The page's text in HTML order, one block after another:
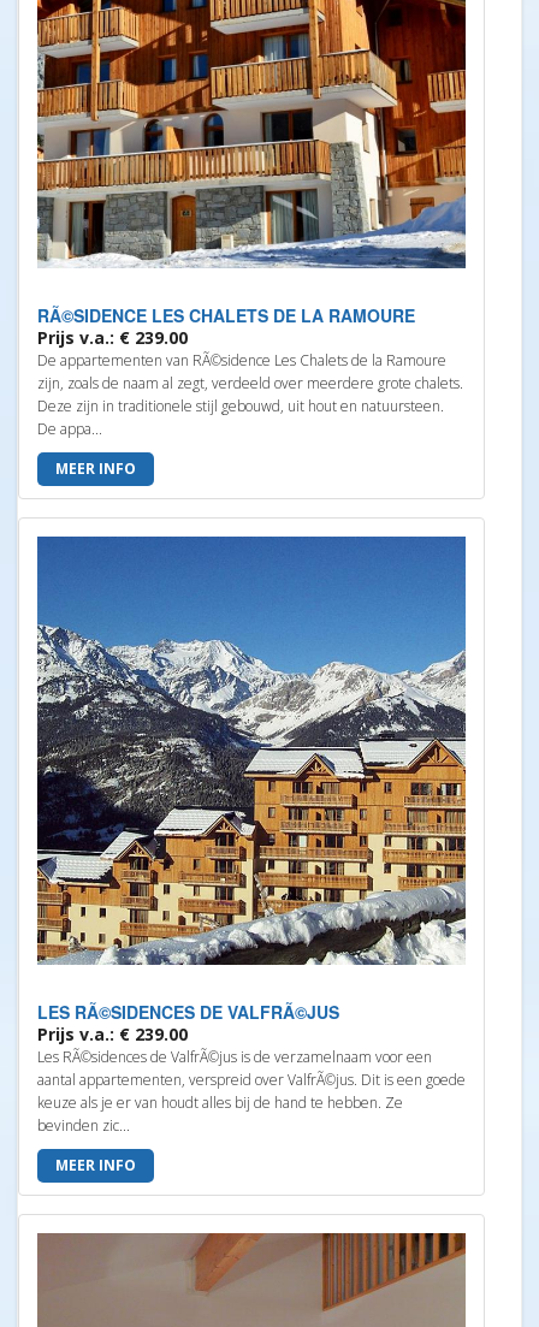
RÃ©SIDENCE LES CHALETS DE LA RAMOURE
Prijs v.a.: € 239.00
De appartementen van RÃ©sidence Les Chalets de la Ramoure
zijn, zoals de naam al zegt, verdeeld over meerdere grote chalets.
Deze zijn in traditionele stijl gebouwd, uit hout en natuursteen.
De appa...
MEER INFO
LES RÃ©SIDENCES DE VALFRÃ©JUS
Prijs v.a.: € 239.00
Les RÃ©sidences de ValfrÃ©jus is de verzamelnaam voor een
aantal appartementen, verspreid over ValfrÃ©jus. Dit is een goede
keuze als je er van houdt alles bij de hand te hebben. Ze
bevinden zic...
MEER INFO